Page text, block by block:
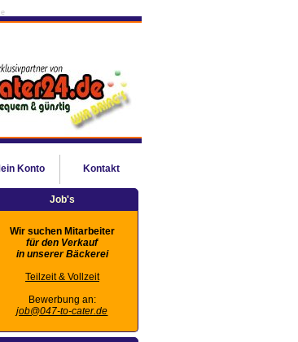
Kontakt
Konto
Job's
Wir suchen Mitarbeiter
für den Verkauf
in unserer Bäckerei
Teilzeit & Vollzeit
Bewerbung an:
job@047-to-cater.de